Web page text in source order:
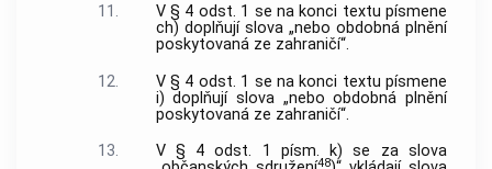
11.
V § 4 odst. 1 se na konci textu písmene
ch) doplňují slova „nebo obdobná plnění
poskytovaná ze zahraničí“.
12.
V § 4 odst. 1 se na konci textu písmene
i) doplňují slova „nebo obdobná plnění
poskytovaná ze zahraničí“.
13.
V § 4 odst. 1 písm. k) se za slova
48